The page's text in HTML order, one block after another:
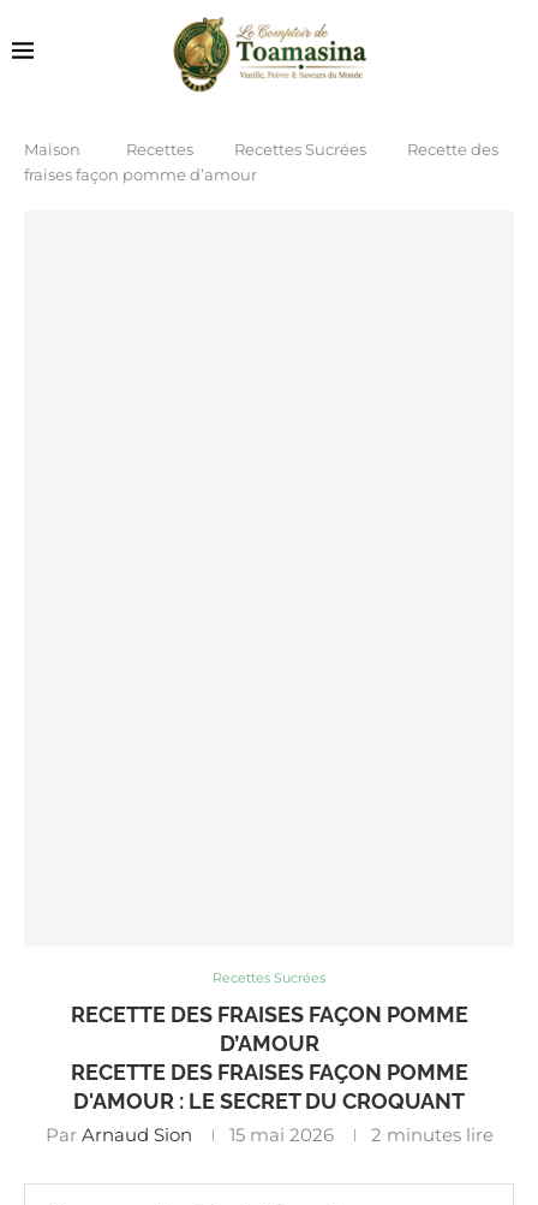
Maison Recettes Recettes Sucrées
Recette des
fraises façon pomme d’amour
Recettes Sucrées
RECETTE DES FRAISES FAÇON POMME
D’AMOUR
RECETTE DES FRAISES FAÇON POMME
D'AMOUR : LE SECRET DU CROQUANT
Par Arnaud Sion 15 mai 2026 2 minutes lire